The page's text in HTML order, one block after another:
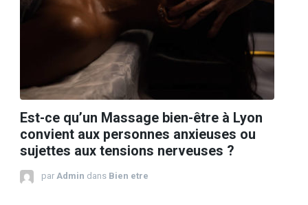
Est-ce qu’un Massage bien-être à Lyon
convient aux personnes anxieuses ou
sujettes aux tensions nerveuses ?
par Admin dans Bien etre